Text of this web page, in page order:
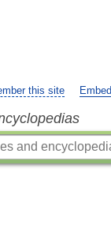
this site